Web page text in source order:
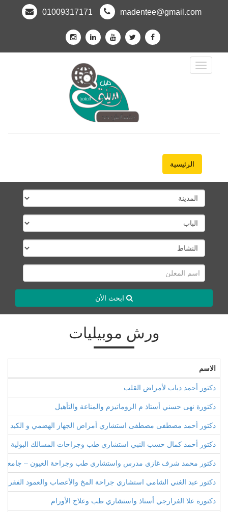
madentee@gmail.com
01009317171
Toggle
Navigation
الرئيسية
ابحث الأن
ورش موبيليات
الاسم
دكتور أحمد دياب لأمراض القلب
دكتورة نهى حسني أستاذ م الروماتيزم والمناعة والتأهيل
دكتور أحمد مصطفى مصطفى استشاري أمراض الجهاز الهضمي و الكبد و
دكتور أحمد كمال حسب النبي استشاري طب وجراحات المسالك البولية
دكتور محمد شرف غازي مدرس واستشاري طب وجراحة العيون – جامعة
دكتور عبد الغني الشامي استشاري جراحة المخ والأعصاب والعمود الفقري
دكتورة علا الفرارجي أستاذ واستشاري طب وعلاج الأورام